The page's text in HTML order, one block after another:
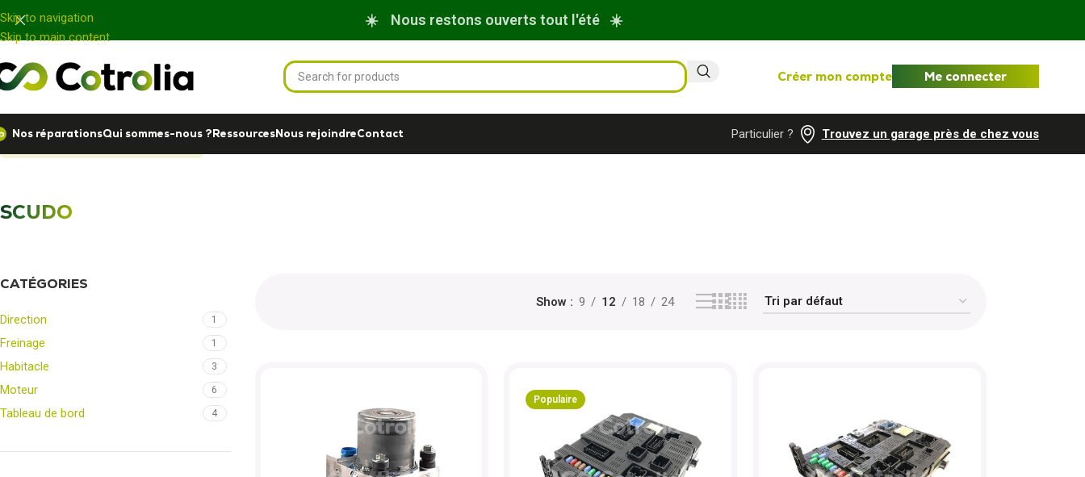
Panneau de gestion des cookies
Skip to navigation
Skip to main content
☀️ Nous restons ouverts tout l'été ☀️
Créer mon compte Me connecter
Nos réparationsQui sommes-nous ?RessourcesNous rejoindreContact Particulier ? Trouvez un garage près de chez vous
SCUDO
CATÉGORIES
Direction 1
Freinage 1
Habitacle 3
Moteur 6
Tableau de bord 4
Show 9 12 18 24
Populaire